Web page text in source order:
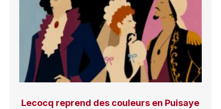
Lecocq reprend des couleurs en Puisaye